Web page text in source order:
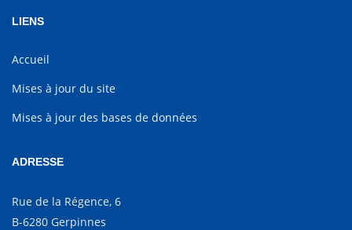
LIENS
Accueil
Mises à jour du site
Mises à jour des bases de données
ADRESSE
Rue de la Régence, 6
B-6280 Gerpinnes